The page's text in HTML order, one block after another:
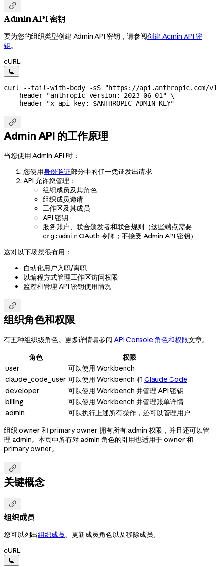

Admin API 密钥
要为您的组织类型创建 Admin API 密钥，请参阅创建 Admin API 密
钥。
cURL

curl --fail-with-body -sS "https://api.anthropic.com/
  --header
"anthropic-version: 2023-06-01" \
  --header
"x-api-key: $ANTHROPIC_ADMIN_KEY"

Admin API 的工作原理
当您使用 Admin API 时：
您使用身份验证部分中的任一凭证发出请求
API 允许您管理：
组织成员及其角色
组织成员邀请
工作区及其成员
API 密钥
服务账户、联合颁发者和联合规则（这些端点需要
org:adminOAuth 令牌；不接受 Admin API 密钥）
这对以下场景很有用：
自动化用户入职/离职
以编程方式管理工作区访问权限
监控和管理 API 密钥使用情况

组织角色和权限
有五种组织级角色。更多详情请参阅 API Console 角色和权限文章。
角色
权限
user
可以使用 Workbench
claude_code_user 可以使用 Workbench 和 Claude Code
developer
可以使用 Workbench 并管理 API 密钥
billing
可以使用 Workbench 并管理账单详情
admin
可以执行上述所有操作，还可以管理用户
组织 owner 和 primary owner 拥有所有 admin 权限，并且还可以管
理 admin。本页中所有对 admin 角色的引用也适用于 owner 和
primary owner。

关键概念

组织成员
您可以列出组织成员、更新成员角色以及移除成员。
cURL
